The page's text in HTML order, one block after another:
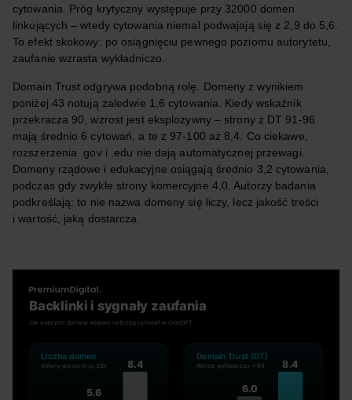
cytowania. Próg krytyczny występuje przy 32000 domen
linkujących – wtedy cytowania niemal podwajają się z 2,9 do 5,6.
To efekt skokowy: po osiągnięciu pewnego poziomu autorytetu,
zaufanie wzrasta wykładniczo.
Domain Trust odgrywa podobną rolę. Domeny z wynikiem
poniżej 43 notują zaledwie 1,6 cytowania. Kiedy wskaźnik
przekracza 90, wzrost jest eksplozywny – strony z DT 91-96
mają średnio 6 cytowań, a te z 97-100 aż 8,4. Co ciekawe,
rozszerzenia .gov i .edu nie dają automatycznej przewagi.
Domeny rządowe i edukacyjne osiągają średnio 3,2 cytowania,
podczas gdy zwykłe strony komercyjne 4,0. Autorzy badania
podkreślają: to nie nazwa domeny się liczy, lecz jakość treści
i wartość, jaką dostarcza.